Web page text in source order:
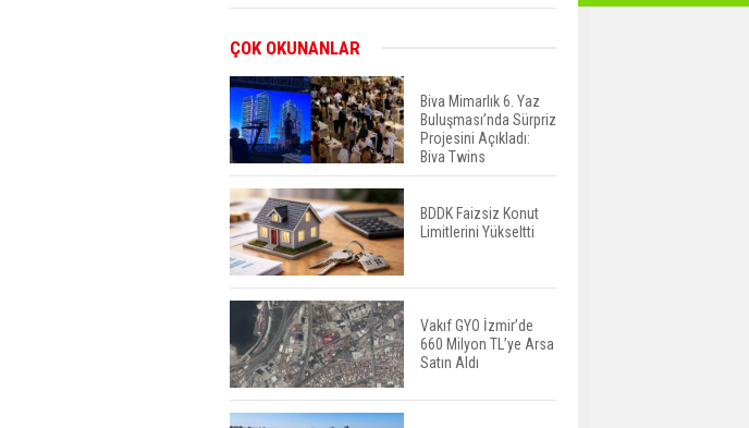
Yüksek Seviyesinde
TOKİ 51 İlde 540 Konut
ve İş Yerini Satışa
Sunuyor
Yatırımcıların Bina Tercihi
Öne Çıkıyor
TOKİ'nin Kiralık Sosyal
Konut Modeli Kiraları
Düşürür Mü?
ÇOK OKUNANLAR
Biva Mimarlık 6. Yaz
Buluşması’nda Sürpriz
Projesini Açıkladı:
Biva Twins
BDDK Faizsiz Konut
Limitlerini Yükseltti
Vakıf GYO İzmir’de
660 Milyon TL’ye Arsa
Satın Aldı